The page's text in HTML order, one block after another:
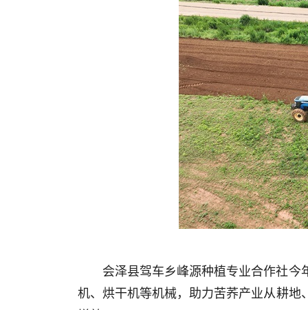
会泽县驾车乡峰源种植专业合作社今
机、烘干机等机械，助力苦荞产业从耕